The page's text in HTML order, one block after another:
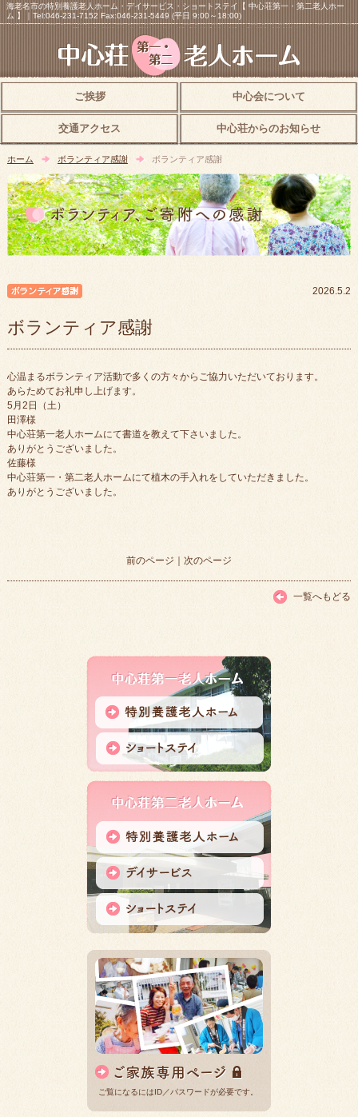
海老名市の特別養護老人ホーム・デイサービス・ショートステイ【 中心荘第一・第二老人ホー
ム 】｜Tel:046-231-7152 Fax:046-231-5449 (平日 9:00～18:00)
ご挨拶 中心会について
交通アクセス 中心荘からのお知らせ
ホーム ボランティア感謝 ボランティア感謝
2026.5.2
ボランティア感謝
心温まるボランティア活動で多くの方々からご協力いただいております。
あらためてお礼申し上げます。
5月2日（土）
田澤様
中心荘第一老人ホームにて書道を教えて下さいました。
ありがとうございました。
佐藤様
中心荘第一・第二老人ホームにて植木の手入れをしていただきました。
ありがとうございました。
前のページ ｜ 次のページ
一覧へもどる
ご覧になるにはID／パスワードが必要です。